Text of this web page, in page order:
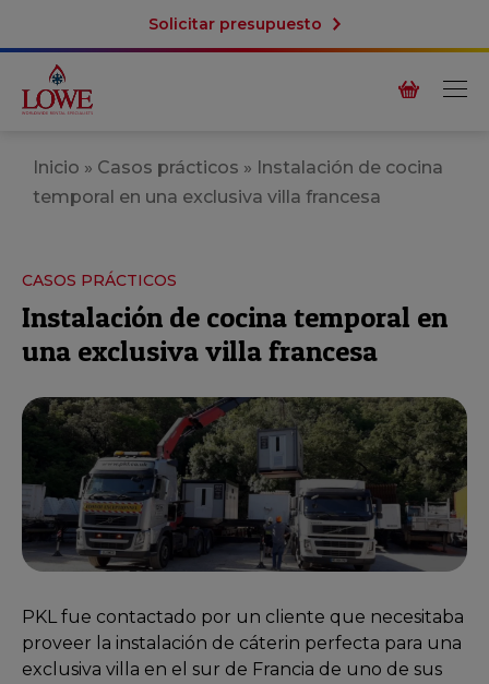
Solicitar presupuesto
Inicio » Casos prácticos » Instalación de cocina
temporal en una exclusiva villa francesa
CASOS PRÁCTICOS
Instalación de cocina temporal en
una exclusiva villa francesa
PKL fue contactado por un cliente que necesitaba
proveer la instalación de cáterin perfecta para una
exclusiva villa en el sur de Francia de uno de sus